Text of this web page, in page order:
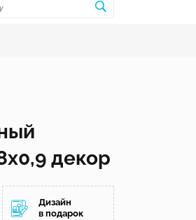
декор
Дизайн
в подарок